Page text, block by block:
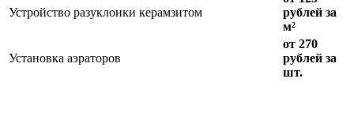
Устройство разуклонки керамзитом
рублей за
м²
Установка аэраторов
от 270
рублей за
шт.